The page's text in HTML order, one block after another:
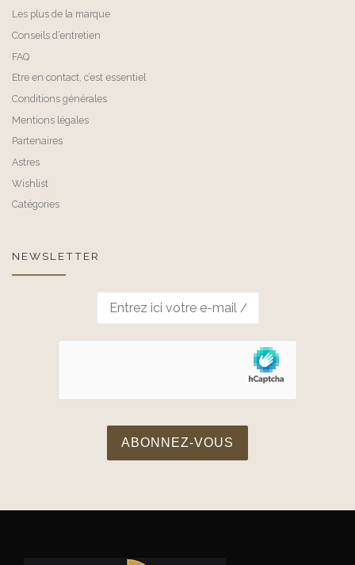
Les plus de la marque
Conseils d’entretien
FAQ
Etre en contact, c’est essentiel
Conditions générales
Mentions légales
Partenaires
Astres
Wishlist
Catégories
NEWSLETTER